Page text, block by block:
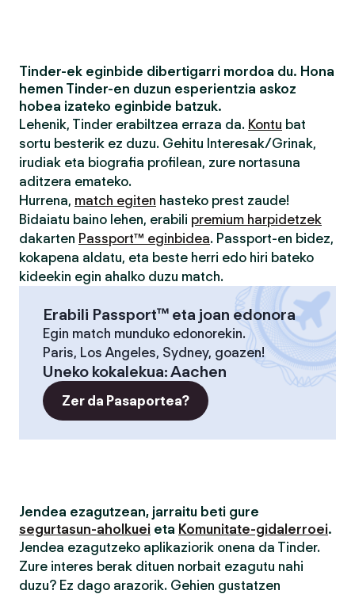
Tinder-ek eginbide dibertigarri mordoa du. Hona
hemen Tinder-en duzun esperientzia askoz
hobea izateko eginbide batzuk.
Lehenik, Tinder erabiltzea erraza da. Kontu bat
sortu besterik ez duzu. Gehitu Interesak/Grinak,
irudiak eta biografia profilean, zure nortasuna
aditzera emateko.
Hurrena, match egiten hasteko prest zaude!
Bidaiatu baino lehen, erabili premium harpidetzek
dakarten Passport™ eginbidea. Passport-en bidez,
kokapena aldatu, eta beste herri edo hiri bateko
kideekin egin ahalko duzu match.
Erabili Passport™ eta joan edonora
Egin match munduko edonorekin.
Paris, Los Angeles, Sydney, goazen!
Uneko kokalekua:Aachen
Zer da Pasaportea?
Jendea ezagutzean, jarraitu beti gure
segurtasun-aholkuei eta Komunitate-gidalerroei.
Jendea ezagutzeko aplikaziorik onena da Tinder.
Zure interes berak dituen norbait ezagutu nahi
duzu? Ez dago arazorik. Gehien gustatzen